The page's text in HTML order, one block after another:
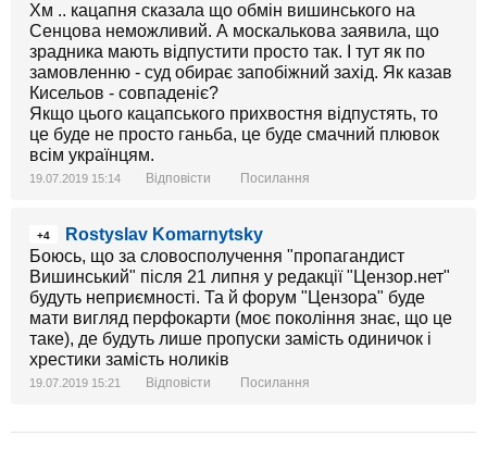
Хм .. кацапня сказала що обмін вишинського на
Сенцова неможливий. А москалькова заявила, що
зрадника мають відпустити просто так. І тут як по
замовленню - суд обирає запобіжний захід. Як казав
Кисельов - совпаденіє?
Якщо цього кацапського прихвостня відпустять, то
це буде не просто ганьба, це буде смачний плювок
всім українцям.
19.07.2019 15:14 Відповісти Посилання
+4
Rostyslav Komarnytsky
Боюсь, що за словосполучення "пропагандист
Вишинський" після 21 липня у редакції "Цензор.нет"
будуть неприємності. Та й форум "Цензора" буде
мати вигляд перфокарти (моє покоління знає, що це
таке), де будуть лише пропуски замість одиничок і
хрестики замість ноликів
19.07.2019 15:21 Відповісти Посилання